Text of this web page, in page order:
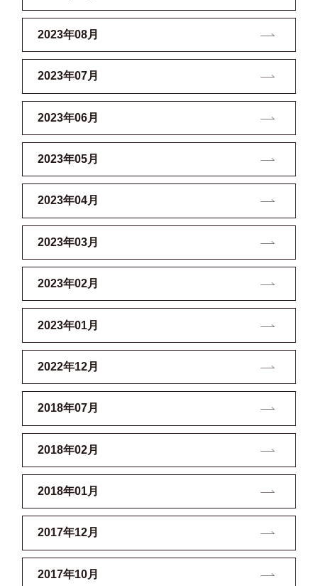
2023年08月
2023年07月
2023年06月
2023年05月
2023年04月
2023年03月
2023年02月
2023年01月
2022年12月
2018年07月
2018年02月
2018年01月
2017年12月
2017年10月